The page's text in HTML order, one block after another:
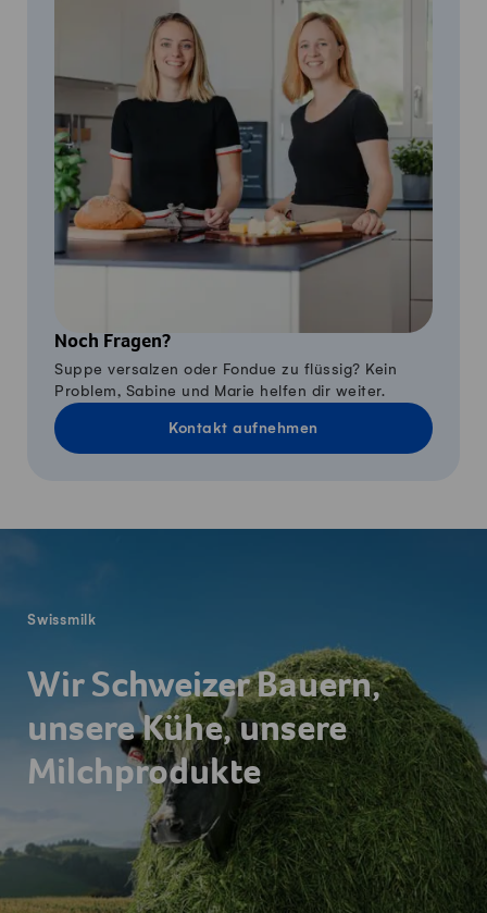
Noch Fragen?
Suppe versalzen oder Fondue zu flüssig? Kein
Problem, Sabine und Marie helfen dir weiter.
Kontakt aufnehmen
Swissmilk
Wir Schweizer Bauern,
unsere Kühe, unsere
Milchprodukte